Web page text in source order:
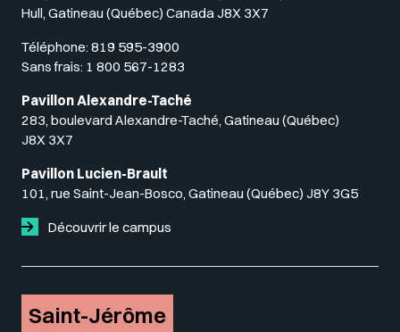
Hull, Gatineau (Québec) Canada J8X 3X7
Téléphone: 819 595-3900
Sans frais: 1 800 567-1283
Pavillon Alexandre-Taché
283, boulevard Alexandre-Taché, Gatineau (Québec)
J8X 3X7
Pavillon Lucien-Brault
101, rue Saint-Jean-Bosco, Gatineau (Québec) J8Y 3G5
Découvrir le campus
Saint-Jérôme